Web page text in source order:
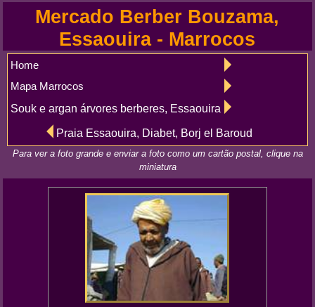
Mercado Berber Bouzama,
Essaouira - Marrocos
Home
Mapa Marrocos
Souk e argan árvores berberes, Essaouira
Praia Essaouira, Diabet, Borj el Baroud
Para ver a foto grande e enviar a foto como um cartão postal, clique na
miniatura